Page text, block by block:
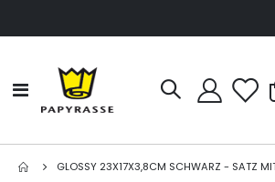
Navigation
umschalten
GLOSSY 23X17X3,8CM SCHWARZ - SATZ